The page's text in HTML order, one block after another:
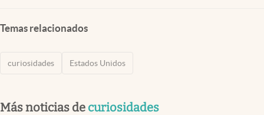
Temas relacionados
curiosidades Estados Unidos
Más noticias de curiosidades